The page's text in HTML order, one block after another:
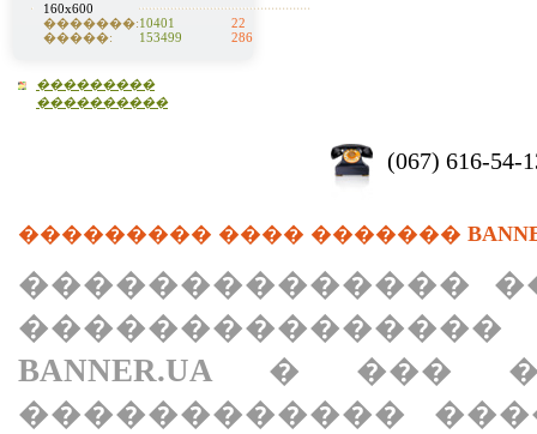
160x600
�������:10401
22
�����:
153499 286
���������
����������
(067) 616-54-
��������� ���� �������
��������������
BANNER.UA � ���
������������